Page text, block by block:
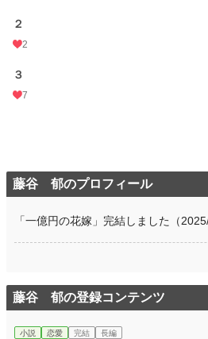
２
2
３
7
藤谷 郁のプロフィール
「一億円の花嫁」完結しました（
藤谷 郁の登録コンテンツ
小説 恋愛 完結 長編